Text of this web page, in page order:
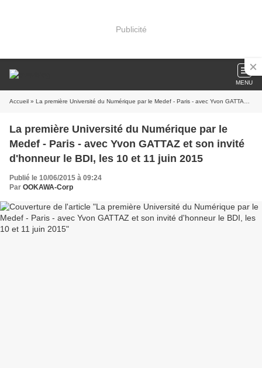
Publicité
MENU
Accueil » La première Université du Numérique par le Medef - Paris - avec Yvon GATTAZ et son invité d'honneur le BDI, les 10 et 11 juin 2015
La première Université du Numérique par le
Medef - Paris - avec Yvon GATTAZ et son invité
d'honneur le BDI, les 10 et 11 juin 2015
Publié le 10/06/2015 à 09:24
Par OOKAWA-Corp